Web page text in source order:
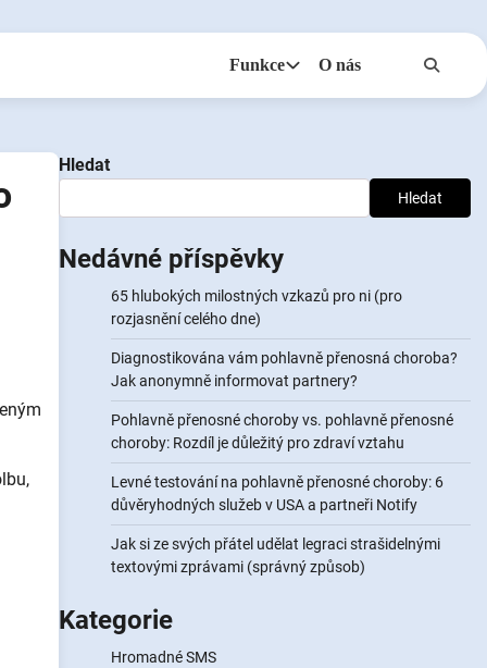
Funkce O nás
Hledat
Hledat
Nedávné příspěvky
65 hlubokých milostných vzkazů pro ni (pro
rozjasnění celého dne)
Diagnostikována vám pohlavně přenosná choroba?
Jak anonymně informovat partnery?
Pohlavně přenosné choroby vs. pohlavně přenosné
choroby: Rozdíl je důležitý pro zdraví vztahu
Levné testování na pohlavně přenosné choroby: 6
důvěryhodných služeb v USA a partneři Notify
Jak si ze svých přátel udělat legraci strašidelnými
textovými zprávami (správný způsob)
Kategorie
Hromadné SMS